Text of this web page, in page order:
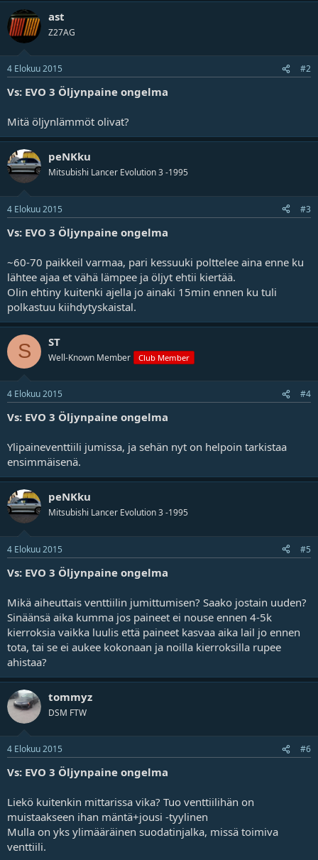
ast
Z27AG
4 Elokuu 2015 #2
Vs: EVO 3 Öljynpaine ongelma
Mitä öljynlämmöt olivat?
peNKku
Mitsubishi Lancer Evolution 3 -1995
4 Elokuu 2015 #3
Vs: EVO 3 Öljynpaine ongelma
~60-70 paikkeil varmaa, pari kessuuki polttelee aina enne ku
lähtee ajaa et vähä lämpee ja öljyt ehtii kiertää.
Olin ehtiny kuitenki ajella jo ainaki 15min ennen ku tuli
polkastuu kiihdytyskaistal.
S ST
Well-Known Member Club Member
4 Elokuu 2015 #4
Vs: EVO 3 Öljynpaine ongelma
Ylipaineventtiili jumissa, ja sehän nyt on helpoin tarkistaa
ensimmäisenä.
peNKku
Mitsubishi Lancer Evolution 3 -1995
4 Elokuu 2015 #5
Vs: EVO 3 Öljynpaine ongelma
Mikä aiheuttais venttiilin jumittumisen? Saako jostain uuden?
Sinäänsä aika kumma jos paineet ei nouse ennen 4-5k
kierroksia vaikka luulis että paineet kasvaa aika lail jo ennen
tota, tai se ei aukee kokonaan ja noilla kierroksilla rupee
ahistaa?
tommyz
DSM FTW
4 Elokuu 2015 #6
Vs: EVO 3 Öljynpaine ongelma
Liekö kuitenkin mittarissa vika? Tuo venttiilihän on
muistaakseen ihan mäntä+jousi -tyylinen
Mulla on yks ylimääräinen suodatinjalka, missä toimiva
venttiili.